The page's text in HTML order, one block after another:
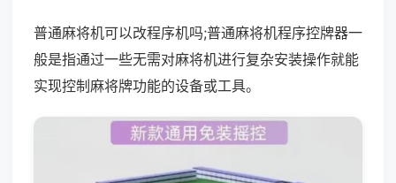
普通麻将机可以改程序机吗;普通麻将机程序控牌器一
般是指通过一些无需对麻将机进行复杂安装操作就能
实现控制麻将牌功能的设备或工具。